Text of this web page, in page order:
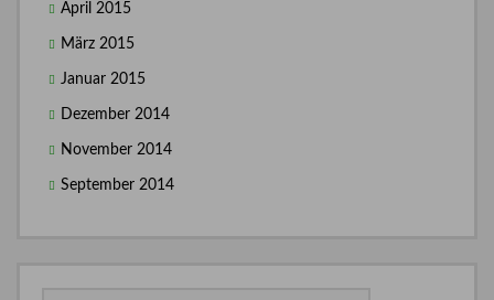
April 2015
März 2015
Januar 2015
Dezember 2014
November 2014
September 2014